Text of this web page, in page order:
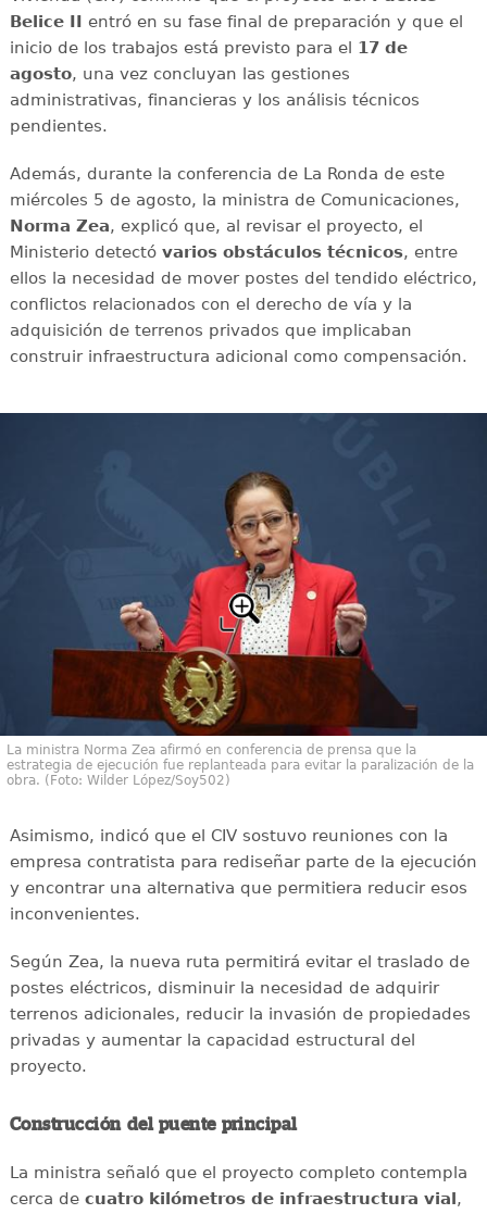
Belice II entró en su fase final de preparación y que el
inicio de los trabajos está previsto para el 17 de
agosto, una vez concluyan las gestiones
administrativas, financieras y los análisis técnicos
pendientes.
Además, durante la conferencia de La Ronda de este
miércoles 5 de agosto, la ministra de Comunicaciones,
Norma Zea, explicó que, al revisar el proyecto, el
Ministerio detectó varios obstáculos técnicos, entre
ellos la necesidad de mover postes del tendido eléctrico,
conflictos relacionados con el derecho de vía y la
adquisición de terrenos privados que implicaban
construir infraestructura adicional como compensación.
La ministra Norma Zea afirmó en conferencia de prensa que la
estrategia de ejecución fue replanteada para evitar la paralización de la
obra. (Foto: Wilder López/Soy502)
Asimismo, indicó que el CIV sostuvo reuniones con la
empresa contratista para rediseñar parte de la ejecución
y encontrar una alternativa que permitiera reducir esos
inconvenientes.
Según Zea, la nueva ruta permitirá evitar el traslado de
postes eléctricos, disminuir la necesidad de adquirir
terrenos adicionales, reducir la invasión de propiedades
privadas y aumentar la capacidad estructural del
proyecto.
Construcción del puente principal
La ministra señaló que el proyecto completo contempla
cerca de cuatro kilómetros de infraestructura vial ,